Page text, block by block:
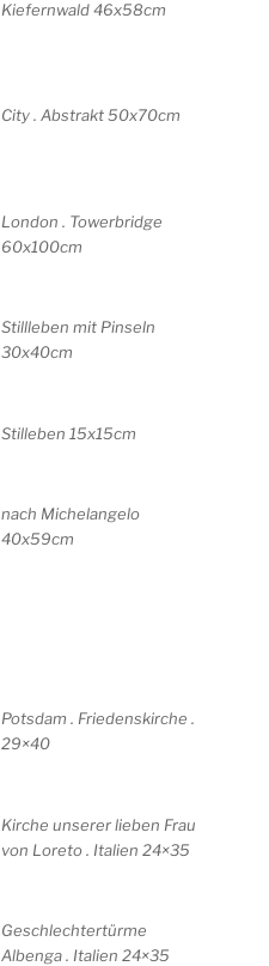
Kiefernwald 46x58cm
City . Abstrakt 50x70cm
London . Towerbridge
60x100cm
Stillleben mit Pinseln
30x40cm
Stilleben 15x15cm
nach Michelangelo
40x59cm
Potsdam . Friedenskirche .
29×40
Kirche unserer lieben Frau
von Loreto . Italien 24×35
Geschlechtertürme
Albenga . Italien 24×35